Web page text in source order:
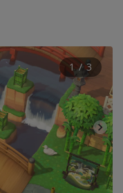
1 / 3